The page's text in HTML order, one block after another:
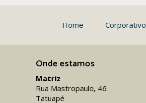
Home Corporativo
Onde estamos
Matriz
Rua Mastropaulo, 46
Tatuapé